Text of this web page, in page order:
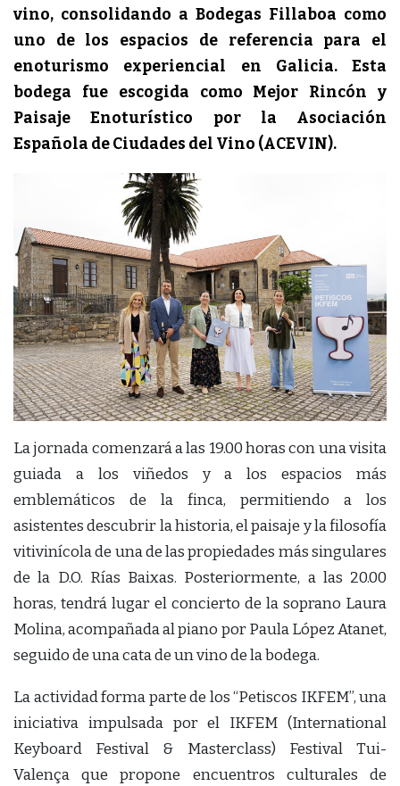
vino, consolidando a Bodegas Fillaboa como
uno de los espacios de referencia para el
enoturismo experiencial en Galicia. Esta
bodega fue escogida como Mejor Rincón y
Paisaje Enoturístico por la Asociación
Española de Ciudades del Vino (ACEVIN).
La jornada comenzará a las 19.00 horas con una visita
guiada a los viñedos y a los espacios más
emblemáticos de la finca, permitiendo a los
asistentes descubrir la historia, el paisaje y la filosofía
vitivinícola de una de las propiedades más singulares
de la D.O. Rías Baixas. Posteriormente, a las 20.00
horas, tendrá lugar el concierto de la soprano Laura
Molina, acompañada al piano por Paula López Atanet,
seguido de una cata de un vino de la bodega.
La actividad forma parte de los “Petiscos IKFEM”, una
iniciativa impulsada por el IKFEM (International
Keyboard Festival & Masterclass) Festival Tui-
Valença que propone encuentros culturales de